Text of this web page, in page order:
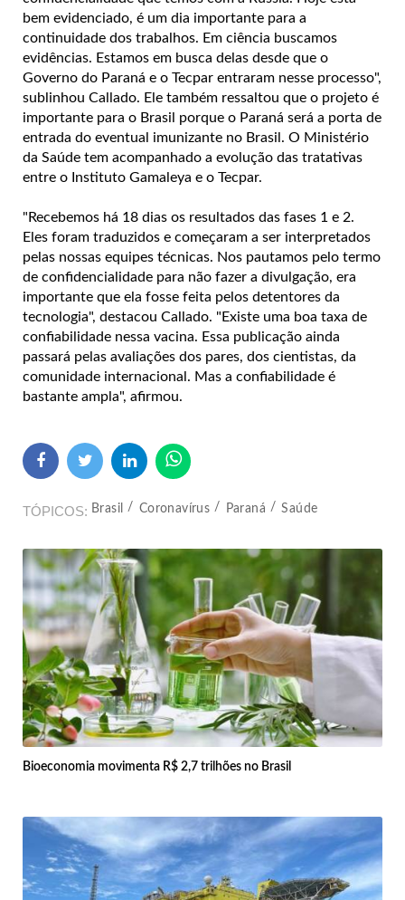
bem evidenciado, é um dia importante para a
continuidade dos trabalhos. Em ciência buscamos
evidências. Estamos em busca delas desde que o
Governo do Paraná e o Tecpar entraram nesse processo",
sublinhou Callado. Ele também ressaltou que o projeto é
importante para o Brasil porque o Paraná será a porta de
entrada do eventual imunizante no Brasil. O Ministério
da Saúde tem acompanhado a evolução das tratativas
entre o Instituto Gamaleya e o Tecpar.
"Recebemos há 18 dias os resultados das fases 1 e 2.
Eles foram traduzidos e começaram a ser interpretados
pelas nossas equipes técnicas. Nos pautamos pelo termo
de confidencialidade para não fazer a divulgação, era
importante que ela fosse feita pelos detentores da
tecnologia", destacou Callado. "Existe uma boa taxa de
confiabilidade nessa vacina. Essa publicação ainda
passará pelas avaliações dos pares, dos cientistas, da
comunidade internacional. Mas a confiabilidade é
bastante ampla", afirmou.
TÓPICOS Brasil Coronavírus Paraná Saúde
Bioeconomia movimenta R$ 2,7 trilhões no Brasil